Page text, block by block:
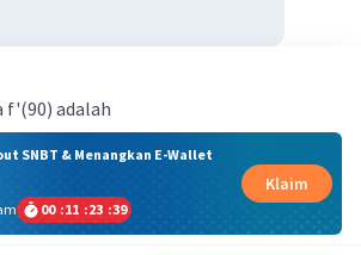
f'(90) adalah
SNBT & Menangkan E-Wallet
00 :11 :23 :39
Klaim